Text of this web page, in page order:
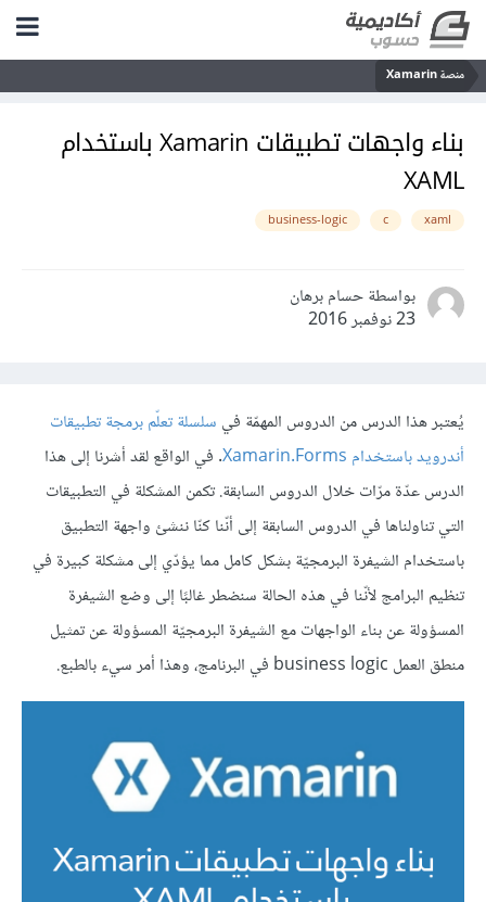
منصة Xamarin
بناء واجهات تطبيقات Xamarin باستخدام
XAML
xaml
c
business-logic
بواسطة حسام برهان
23 نوفمبر 2016
يُعتبر هذا الدرس من الدروس المهمّة في سلسلة تعلّم برمجة تطبيقات
أندرويد باستخدام Xamarin.Forms
. في الواقع لقد أشرنا إلى هذا
الدرس عدّة مرّات خلال الدروس السابقة. تكمن المشكلة في التطبيقات
التي تناولناها في الدروس السابقة إلى أنّنا كنّا ننشئ واجهة التطبيق
باستخدام الشيفرة البرمجيّة بشكل كامل مما يؤدّي إلى مشكلة كبيرة في
تنظيم البرامج لأنّنا في هذه الحالة سنضطر غالبًا إلى وضع الشيفرة
المسؤولة عن بناء الواجهات مع الشيفرة البرمجيّة المسؤولة عن تمثيل
منطق العمل business logic في البرنامج، وهذا أمر سيء بالطبع.